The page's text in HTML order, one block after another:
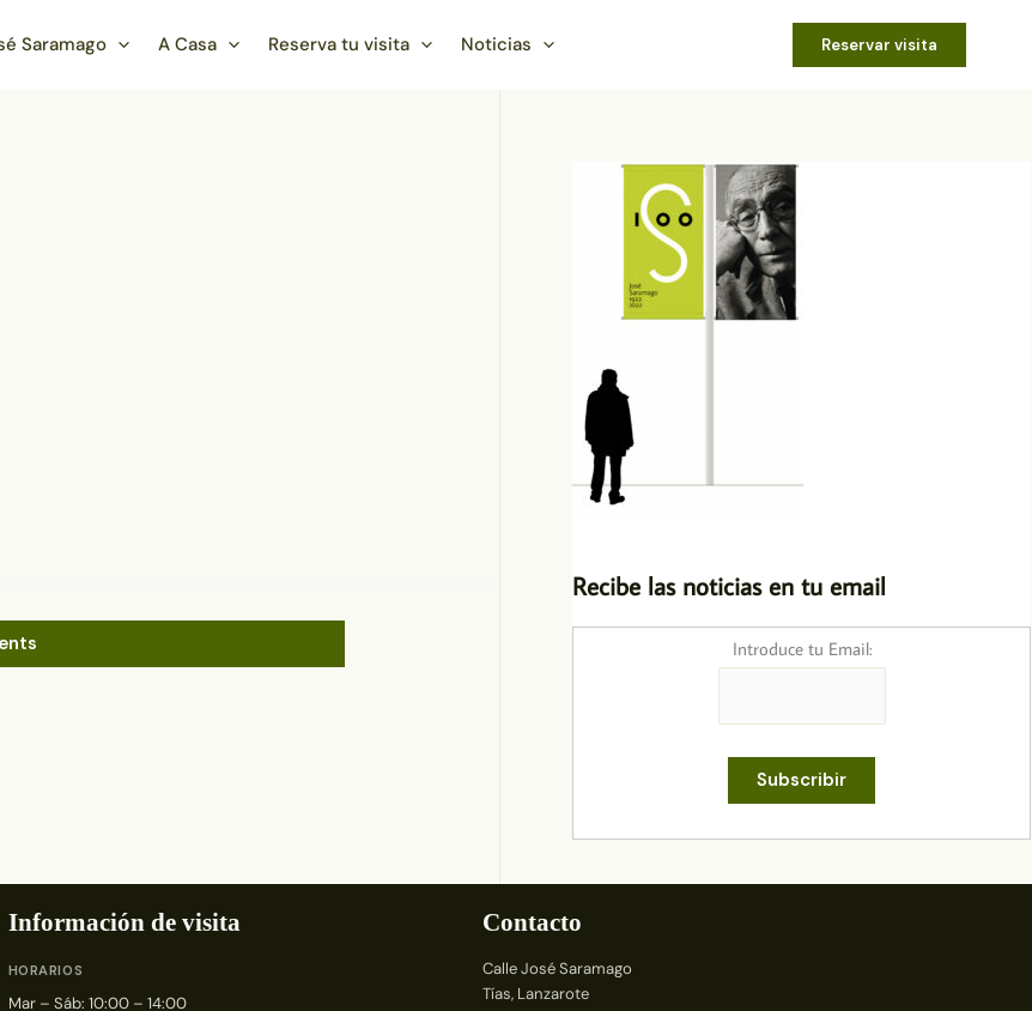
Saramago A Casa Reserva tu visita Noticias Reservar visita
Recibe las noticias en tu email
Introduce tu Email:
Información de visita
HORARIOS
Mar – Sáb: 10:00 – 14:00
Contacto
Calle José Saramago
Tías, Lanzarote